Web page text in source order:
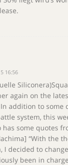
16:56
again on the
addition to some
system, this
some quotes
“With the
I decided to
been in